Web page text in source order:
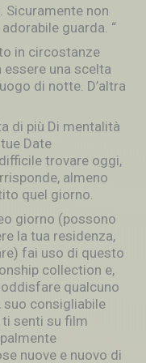
non
guarda. “
in circostanze
una scelta
di notte. D’altra
di più Di mentalità
Date
trovare oggi,
almeno
quel giorno.
giorno (possono
la tua residenza,
fai uso di questo
collection e,
qualcuno
suo consigliabile
senti su film
nuove e nuovo di